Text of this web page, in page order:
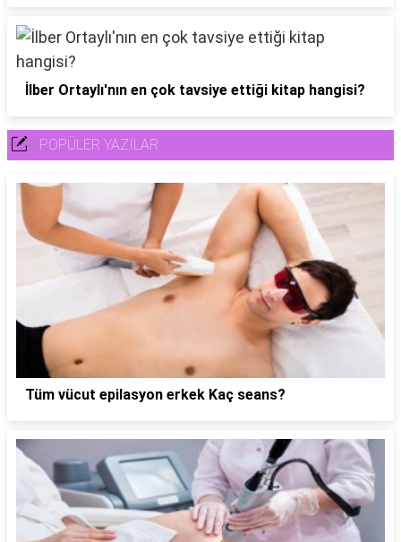
İlber Ortaylı'nın en çok tavsiye ettiği kitap hangisi?
POPÜLER YAZILAR
Tüm vücut epilasyon erkek Kaç seans?